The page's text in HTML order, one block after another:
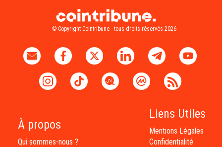
© Copyright Cointribune - tous droits réservés 2026
À propos
Qui sommes-nous ?
Liens Utiles
Mentions Légales
Confidentialité